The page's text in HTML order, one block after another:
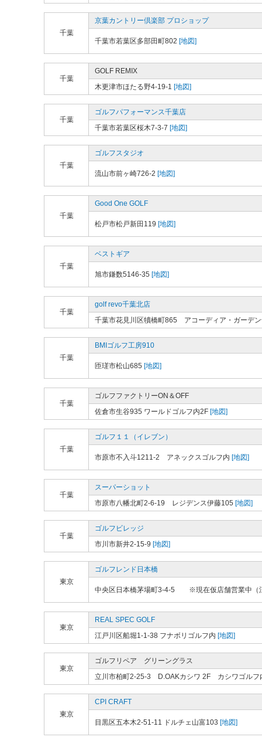
千葉
京葉カントリー倶楽部 プロショップ
千葉市若葉区多部田町802 [地図]
千葉
GOLF REMIX
木更津市ほたる野4-19-1 [地図]
千葉
ゴルフパフォーマンス千葉店
千葉市若葉区桜木7-3-7 [地図]
千葉
ゴルフスタジオ
流山市前ヶ崎726-2 [地図]
千葉
Good One GOLF
松戸市松戸新田119 [地図]
千葉
ベストギア
旭市鎌数5146-35 [地図]
千葉
golf revo千葉北店
千葉市花見川区犢橋町865 アコーディア・ガーデ
千葉
BMIゴルフ工房910
匝瑳市松山685 [地図]
千葉
ゴルフファクトリーON＆OFF
佐倉市生谷935 ワールドゴルフ内2F [地図]
千葉
ゴルフ１１（イレブン）
市原市不入斗1211-2 アネックスゴルフ内 [地図]
千葉
スーパーショット
市原市八幡北町2-6-19 レジデンス伊藤105 [地図]
千葉
ゴルフビレッジ
市川市新井2-15-9 [地図]
東京
ゴルフレンド日本橋
中央区日本橋茅場町3-4-5 ※現在仮店舗営業中（
東京
REAL SPEC GOLF
江戸川区船堀1-1-38 フナボリゴルフ内 [地図]
東京
ゴルフリペア グリーングラス
立川市柏町2-25-3 D.OAKカシワ 2F カシワゴルフ
東京
CPI CRAFT
目黒区五本木2-51-11 ドルチェ山富103 [地図]